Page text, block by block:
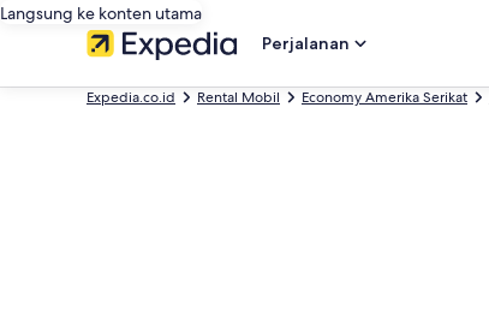
Langsung ke konten utama
Perjalanan
Expedia.co.id Rental Mobil Economy Amerika Serikat